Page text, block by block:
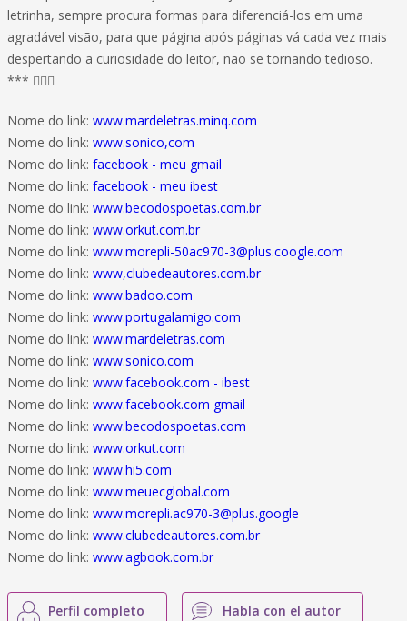
letrinha, sempre procura formas para diferenciá-los em uma
agradável visão, para que página após páginas vá cada vez mais
despertando a curiosidade do leitor, não se tornando tedioso.
*** 
Nome do link: www.mardeletras.minq.com
Nome do link: www.sonico,com
Nome do link: facebook - meu gmail
Nome do link: facebook - meu ibest
Nome do link: www.becodospoetas.com.br
Nome do link: www.orkut.com.br
Nome do link: www.morepli-50ac970-3@plus.coogle.com
Nome do link: www,clubedeautores.com.br
Nome do link: www.badoo.com
Nome do link: www.portugalamigo.com
Nome do link: www.mardeletras.com
Nome do link: www.sonico.com
Nome do link: www.facebook.com - ibest
Nome do link: www.facebook.com gmail
Nome do link: www.becodospoetas.com
Nome do link: www.orkut.com
Nome do link: www.hi5.com
Nome do link: www.meuecglobal.com
Nome do link: www.morepli.ac970-3@plus.google
Nome do link: www.clubedeautores.com.br
Nome do link: www.agbook.com.br
Perfil completo Habla con el autor